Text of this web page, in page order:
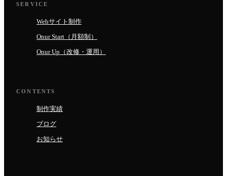
SERVICE
Webサイト制作
Onur Start（月額制）
Onur Up（改修・運用）
CONTENTS
制作実績
ブログ
お知らせ